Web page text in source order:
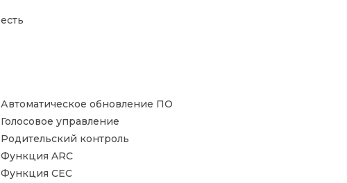
есть
Автоматическое обновление ПО
Голосовое управление
Родительский контроль
Функция ARC
Функция CEC